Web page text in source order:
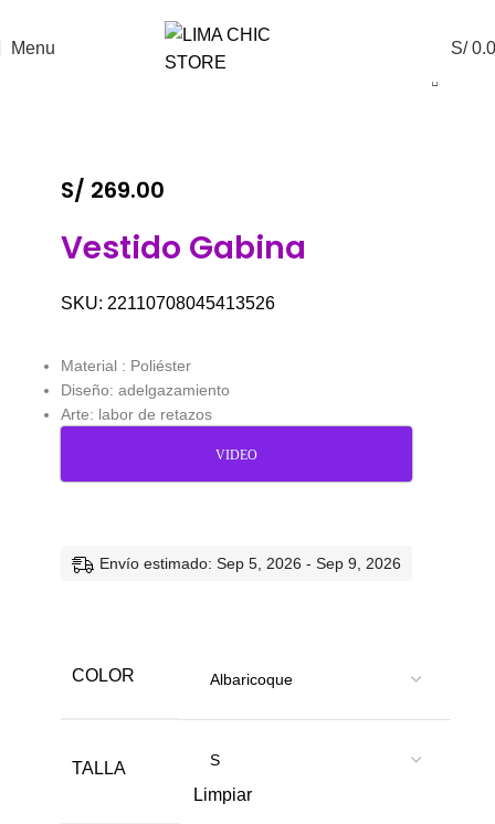
Menu S/
S/ 269.00
Vestido Gabina
SKU: 22110708045413526
Material : Poliéster
Diseño: adelgazamiento
Arte: labor de retazos
VIDEO
Envío estimado: Sep 5, 2026 - Sep 9, 2026
COLOR
TALLA
Limpiar